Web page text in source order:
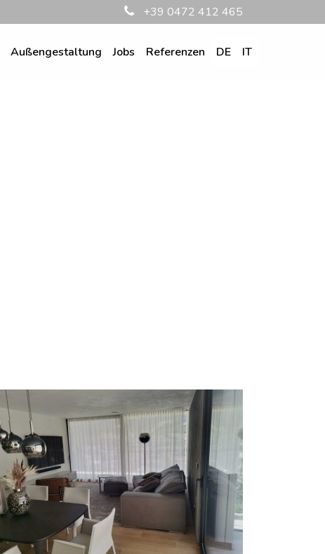
+39 0472 412 465
Außengestaltung Jobs Referenzen DE IT